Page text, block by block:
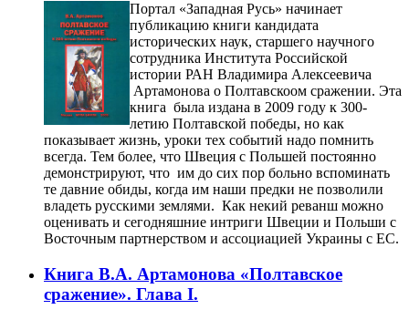
Портал «Западная Русь» начинает
публикацию книги кандидата
исторических наук, старшего научного
сотрудника Института Российской
истории РАН Владимира Алексеевича
Артамонова о Полтавскоом сражении. Эта
книга была издана в 2009 году к 300-
летию Полтавской победы, но как
показывает жизнь, уроки тех событий надо помнить
всегда. Тем более, что Швеция с Польшей постоянно
демонстрируют, что им до сих пор больно вспоминать
те давние обиды, когда им наши предки не позволили
владеть русскими землями. Как некий реванш можно
оценивать и сегодняшние интриги Швеции и Польши с
Восточным партнерством и ассоциацией Украины с ЕС.
Книга В.А. Артамонова «Полтавское
сражение». Глава I.